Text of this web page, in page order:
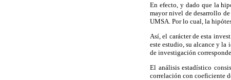
En efecto, y dado que la
mayor nivel de desarrollo
UMSA. Por lo cual, la
Así, el carácter de esta
este estudio, su alcance y
de investigación
El análisis estadístico
correlación con coeficiente